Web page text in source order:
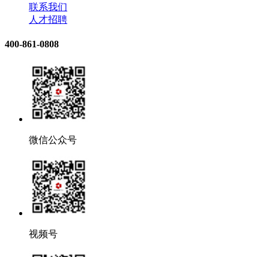
联系我们
人才招聘
400-861-0808
微信公众号
视频号